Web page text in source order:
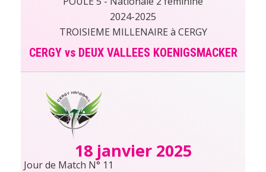
2024-2025
TROISIEME MILLENAIRE à CERGY
CERGY vs DEUX VALLEES KOENIGSMACKER
18 janvier 2025
Jour de Match N° 11